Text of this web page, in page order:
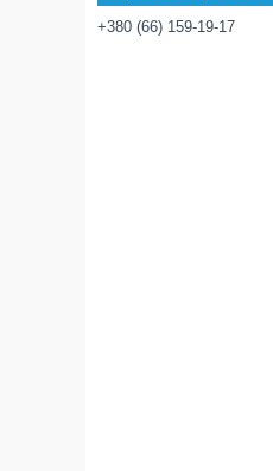
+380 (66) 159-19-17